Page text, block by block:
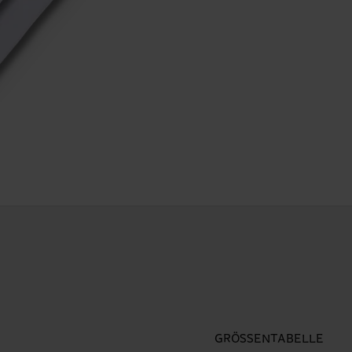
GRÖSSENTABELLE